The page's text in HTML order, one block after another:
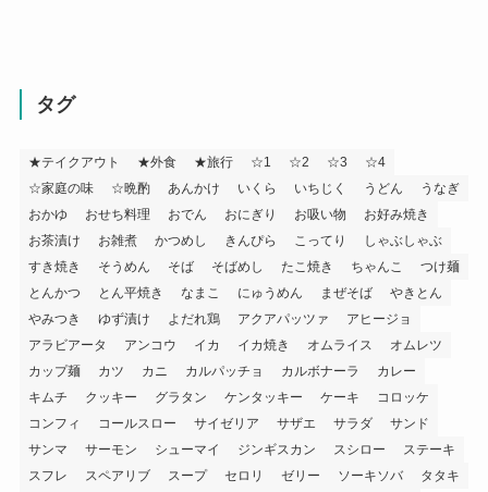
タグ
★テイクアウト ★外食 ★旅行 ☆1 ☆2 ☆3
☆4
☆家庭の味
☆晩酌 あんかけ いくら いちじく うどん
うなぎ
おかゆ
おせち料理 おでん おにぎり お吸い物
お好み焼き
お茶漬け
お雑煮 かつめし きんぴら こってり
しゃぶしゃぶ
すき焼き
そうめん そば そばめし たこ焼き ちゃんこ
つけ麺
とんかつ
とん平焼き なまこ にゅうめん まぜそば
やきとん
やみつき
ゆず漬け よだれ鶏 アクアパッツァ
アヒージョ
アラビアータ
アンコウ イカ イカ焼き オムライス
オムレツ
カップ麺
カツ カニ カルパッチョ カルボナーラ
カレー
キムチ
クッキー グラタン ケンタッキー ケーキ
コロッケ
コンフィ
コールスロー サイゼリア サザエ サラダ
サンド
サンマ
サーモン シューマイ ジンギスカン スシロー
ステーキ
スフレ
スペアリブ スープ セロリ ゼリー ソーキソバ
タタキ